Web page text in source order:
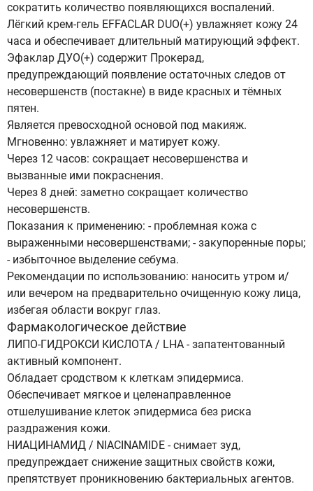
сократить количество появляющихся воспалений.
Лёгкий крем-гель EFFACLAR DUO(+) увлажняет кожу 24
часа и обеспечивает длительный матирующий эффект.
Эфаклар ДУО(+) содержит Прокерад,
предупреждающий появление остаточных следов от
несовершенств (постакне) в виде красных и тёмных
пятен.
Является превосходной основой под макияж.
Мгновенно: увлажняет и матирует кожу.
Через 12 часов: сокращает несовершенства и
вызванные ими покраснения.
Через 8 дней: заметно сокращает количество
несовершенств.
Показания к применению: - проблемная кожа с
выраженными несовершенствами; - закупоренные поры;
- избыточное выделение себума.
Рекомендации по использованию: наносить утром и/
или вечером на предварительно очищенную кожу лица,
избегая области вокруг глаз.
Фармакологическое действие
ЛИПО-ГИДРОКСИ КИСЛОТА / LHA - запатентованный
активный компонент.
Обладает сродством к клеткам эпидермиса.
Обеспечивает мягкое и целенаправленное
отшелушивание клеток эпидермиса без риска
раздражения кожи.
НИАЦИНАМИД / NIACINAMIDE - снимает зуд,
предупреждает снижение защитных свойств кожи,
препятствует проникновению бактериальных агентов.